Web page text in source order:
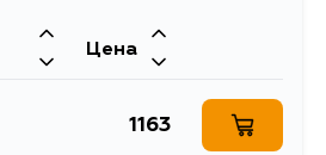
Цена
1163